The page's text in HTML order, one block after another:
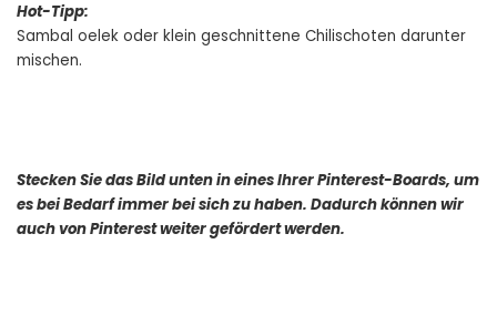
Hot-Tipp:
Sambal oelek oder klein geschnittene Chilischoten darunter
mischen.
Stecken Sie das Bild unten in eines Ihrer Pinterest-Boards, um
es bei Bedarf immer bei sich zu haben. Dadurch können wir
auch von Pinterest weiter gefördert werden.